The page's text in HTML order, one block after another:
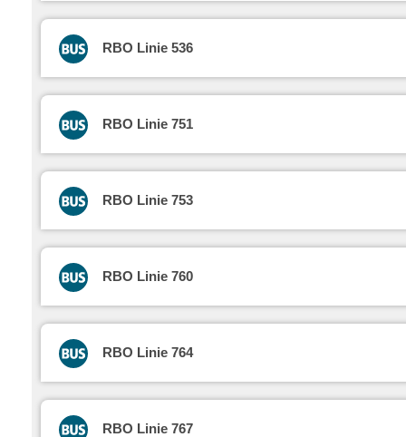
RBO Linie 536
RBO Linie 751
RBO Linie 753
RBO Linie 760
RBO Linie 764
RBO Linie 767